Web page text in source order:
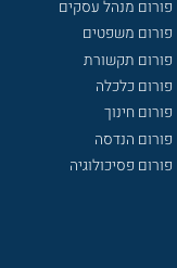
פורום מנהל עסקים
פורום משפטים
פורום תקשורת
פורום כלכלה
פורום חינוך
פורום הנדסה
פורום פסיכולוגיה